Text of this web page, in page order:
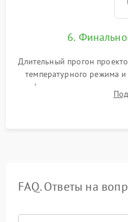
6.
Длительный прогон
температурного режима и
фокуса, контрастности
таблицах. Проверка
FAQ. Ответы на